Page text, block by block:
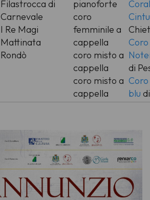
Filastrocca di
Carnevale
I Re Magi
Mattinata
Rondò
pianoforte
coro
femminile a
cappella
coro misto a
cappella
coro misto a
cappella
Coro
di
blu